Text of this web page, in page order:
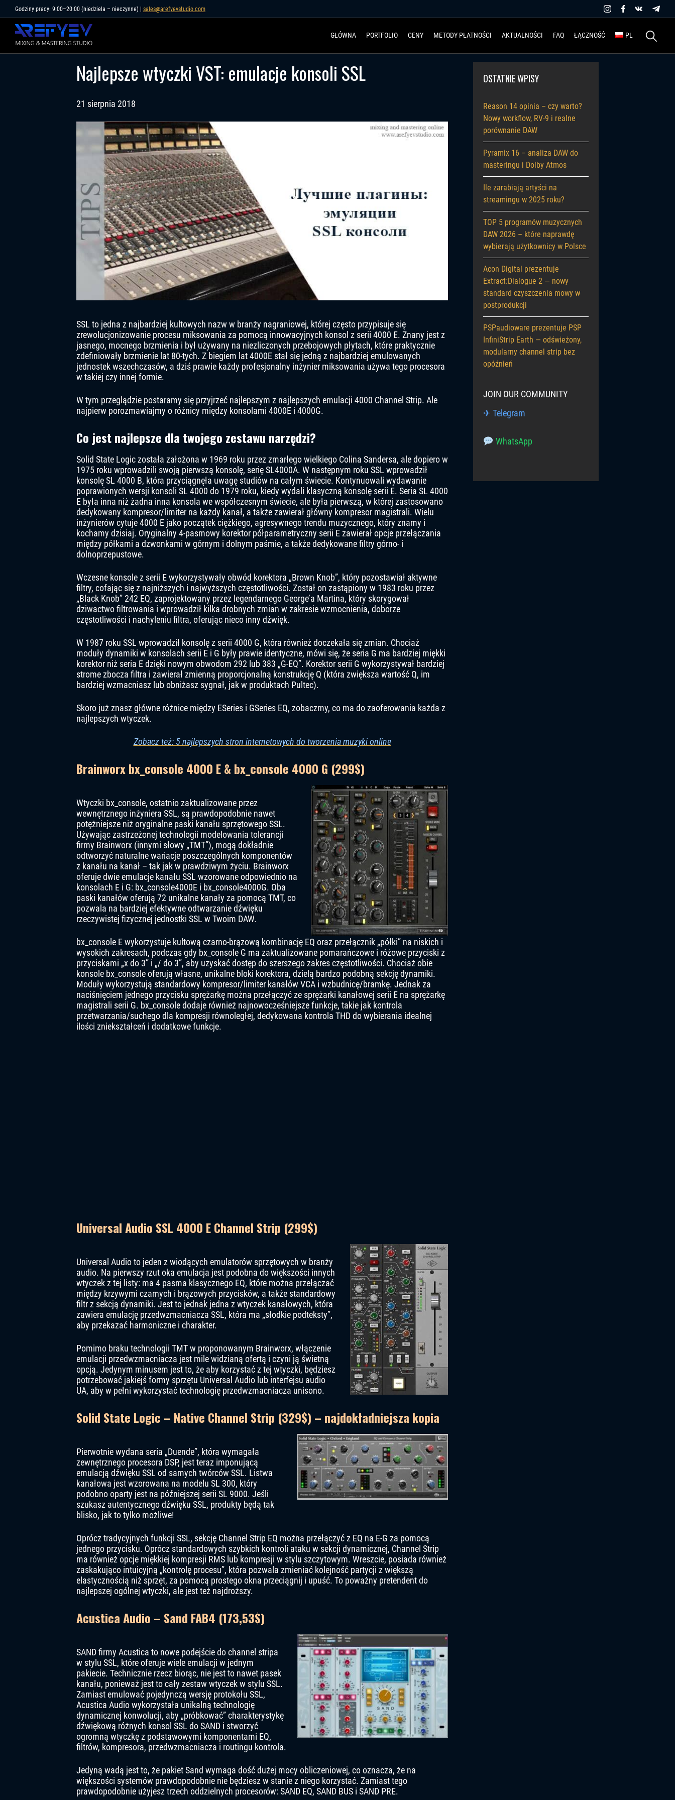
to
content
Godziny pracy: 9:00–20:00 (niedziela – nieczynne) | sales@arefyevstudio.com
GŁÓWNA PORTFOLIO CENY METODY PŁATNOŚCI AKTUALNOŚCI FAQ ŁĄCZNOŚĆ PL Szukaj:
Najlepsze wtyczki VST: emulacje konsoli SSL
21 sierpnia 2018
SSL to jedna z najbardziej kultowych nazw w branży nagraniowej, której często przypisuje się
zrewolucjonizowanie procesu miksowania za pomocą innowacyjnych konsol z serii 4000 E. Znany jest z
jasnego, mocnego brzmienia i był używany na niezliczonych przebojowych płytach, które praktycznie
zdefiniowały brzmienie lat 80-tych. Z biegiem lat 4000E stał się jedną z najbardziej emulowanych
jednostek wszechczasów, a dziś prawie każdy profesjonalny inżynier miksowania używa tego procesora
w takiej czy innej formie.
W tym przeglądzie postaramy się przyjrzeć najlepszym z najlepszych emulacji 4000 Channel Strip. Ale
najpierw porozmawiajmy o różnicy między konsolami 4000E i 4000G.
Co jest najlepsze dla twojego zestawu narzędzi?
Solid State Logic została założona w 1969 roku przez zmarłego wielkiego Colina Sandersa, ale dopiero w
1975 roku wprowadzili swoją pierwszą konsolę, serię SL4000A. W następnym roku SSL wprowadził
konsolę SL 4000 B, która przyciągnęła uwagę studiów na całym świecie. Kontynuowali wydawanie
poprawionych wersji konsoli SL 4000 do 1979 roku, kiedy wydali klasyczną konsolę serii E. Seria SL 4000
E była inna niż żadna inna konsola we współczesnym świecie, ale była pierwszą, w której zastosowano
dedykowany kompresor/limiter na każdy kanał, a także zawierał główny kompresor magistrali. Wielu
inżynierów cytuje 4000 E jako początek ciężkiego, agresywnego trendu muzycznego, który znamy i
kochamy dzisiaj. Oryginalny 4-pasmowy korektor półparametryczny serii E zawierał opcje przełączania
między półkami a dzwonkami w górnym i dolnym paśmie, a także dedykowane filtry górno- i
dolnoprzepustowe.
Wczesne konsole z serii E wykorzystywały obwód korektora „Brown Knob”, który pozostawiał aktywne
filtry, cofając się z najniższych i najwyższych częstotliwości. Został on zastąpiony w 1983 roku przez
„Black Knob” 242 EQ, zaprojektowany przez legendarnego George’a Martina, który skorygował
dziwactwo filtrowania i wprowadził kilka drobnych zmian w zakresie wzmocnienia, doborze
częstotliwości i nachyleniu filtra, oferując nieco inny dźwięk.
W 1987 roku SSL wprowadził konsolę z serii 4000 G, która również doczekała się zmian. Chociaż
moduły dynamiki w konsolach serii E i G były prawie identyczne, mówi się, że seria G ma bardziej miękki
korektor niż seria E dzięki nowym obwodom 292 lub 383 „G-EQ”. Korektor serii G wykorzystywał bardziej
strome zbocza filtra i zawierał zmienną proporcjonalną konstrukcję Q (która zwiększa wartość Q, im
bardziej wzmacniasz lub obniżasz sygnał, jak w produktach Pultec).
Skoro już znasz główne różnice między ESeries i GSeries EQ, zobaczmy, co ma do zaoferowania każda z
najlepszych wtyczek.
Zobacz też: 5 najlepszych stron internetowych do tworzenia muzyki online
Brainworx bx_console 4000 E & bx_console 4000 G (299$)
Wtyczki bx_console, ostatnio zaktualizowane przez
wewnętrznego inżyniera SSL, są prawdopodobnie nawet
potężniejsze niż oryginalne paski kanału sprzętowego SSL.
Używając zastrzeżonej technologii modelowania tolerancji
firmy Brainworx (innymi słowy „TMT”), mogą dokładnie
odtworzyć naturalne wariacje poszczególnych komponentów
z kanału na kanał – tak jak w prawdziwym życiu. Brainworx
oferuje dwie emulacje kanału SSL wzorowane odpowiednio na
konsolach E i G: bx_console4000E i bx_console4000G. Oba
paski kanałów oferują 72 unikalne kanały za pomocą TMT, co
pozwala na bardziej efektywne odtwarzanie dźwięku
rzeczywistej fizycznej jednostki SSL w Twoim DAW.
bx_console E wykorzystuje kultową czarno-brązową kombinację EQ oraz przełącznik „półki” na niskich i
wysokich zakresach, podczas gdy bx_console G ma zaktualizowane pomarańczowe i różowe przyciski z
przyciskami „x do 3” i „/ do 3”, aby uzyskać dostęp do szerszego zakres częstotliwości. Chociaż obie
konsole bx_console oferują własne, unikalne bloki korektora, dzielą bardzo podobną sekcję dynamiki.
Moduły wykorzystują standardowy kompresor/limiter kanałów VCA i wzbudnicę/bramkę. Jednak za
naciśnięciem jednego przycisku sprężarkę można przełączyć ze sprężarki kanałowej serii E na sprężarkę
magistrali serii G. bx_console dodaje również najnowocześniejsze funkcje, takie jak kontrola
przetwarzania/suchego dla kompresji równoległej, dedykowana kontrola THD do wybierania idealnej
ilości zniekształceń i dodatkowe funkcje.
Universal Audio SSL 4000 E Channel Strip (299$)
Universal Audio to jeden z wiodących emulatorów sprzętowych w branży
audio. Na pierwszy rzut oka emulacja jest podobna do większości innych
wtyczek z tej listy: ma 4 pasma klasycznego EQ, które można przełączać
między krzywymi czarnych i brązowych przycisków, a także standardowy
filtr z sekcją dynamiki. Jest to jednak jedna z wtyczek kanałowych, która
zawiera emulację przedwzmacniacza SSL, która ma „słodkie podteksty”,
aby przekazać harmoniczne i charakter.
Pomimo braku technologii TMT w proponowanym Brainworx, włączenie
emulacji przedwzmacniacza jest mile widzianą ofertą i czyni ją świetną
opcją. Jedynym minusem jest to, że aby korzystać z tej wtyczki, będziesz
potrzebować jakiejś formy sprzętu Universal Audio lub interfejsu audio
UA, aby w pełni wykorzystać technologię przedwzmacniacza unisono.
Solid State Logic – Native Channel Strip (329$) – najdokładniejsza kopia
Pierwotnie wydana seria „Duende”, która wymagała
zewnętrznego procesora DSP, jest teraz imponującą
emulacją dźwięku SSL od samych twórców SSL. Listwa
kanałowa jest wzorowana na modelu SL 300, który
podobno oparty jest na późniejszej serii SL 9000. Jeśli
szukasz autentycznego dźwięku SSL, produkty będą tak
blisko, jak to tylko możliwe!
Oprócz tradycyjnych funkcji SSL, sekcję Channel Strip EQ można przełączyć z EQ na E-G za pomocą
jednego przycisku. Oprócz standardowych szybkich kontroli ataku w sekcji dynamicznej, Channel Strip
ma również opcje miękkiej kompresji RMS lub kompresji w stylu szczytowym. Wreszcie, posiada również
zaskakująco intuicyjną „kontrolę procesu”, która pozwala zmieniać kolejność partycji z większą
elastycznością niż sprzęt, za pomocą prostego okna przeciągnij i upuść. To poważny pretendent do
najlepszej ogólnej wtyczki, ale jest też najdroższy.
Acustica Audio – Sand FAB4 (173,53$)
SAND firmy Acustica to nowe podejście do channel stripa
w stylu SSL, które oferuje wiele emulacji w jednym
pakiecie. Technicznie rzecz biorąc, nie jest to nawet pasek
kanału, ponieważ jest to cały zestaw wtyczek w stylu SSL.
Zamiast emulować pojedynczą wersję protokołu SSL,
Acustica Audio wykorzystała unikalną technologię
dynamicznej konwolucji, aby „próbkować” charakterystykę
dźwiękową różnych konsol SSL do SAND i stworzyć
ogromną wtyczkę z podstawowymi komponentami EQ,
filtrów, kompresora, przedwzmacniacza i routingu kontrola.
Jedyną wadą jest to, że pakiet Sand wymaga dość dużej mocy obliczeniowej, co oznacza, że ​​na
większości systemów prawdopodobnie nie będziesz w stanie z niego korzystać. Zamiast tego
prawdopodobnie użyjesz trzech oddzielnych procesorów: SAND EQ, SAND BUS i SAND PRE.
OSTATNIE WPISY
Reason 14 opinia – czy warto?
Nowy workflow, RV-9 i realne
porównanie DAW
Pyramix 16 – analiza DAW do
masteringu i Dolby Atmos
Ile zarabiają artyści na
streamingu w 2025 roku?
TOP 5 programów muzycznych
DAW 2026 – które naprawdę
wybierają użytkownicy w Polsce
Acon Digital prezentuje
Extract:Dialogue 2 — nowy
standard czyszczenia mowy w
postprodukcji
PSPaudioware prezentuje PSP
InfiniStrip Earth — odświeżony,
modularny channel strip bez
opóźnień
JOIN OUR COMMUNITY
✈ Telegram
WhatsApp